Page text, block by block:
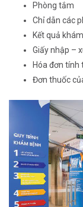
Phòng tắm
Chỉ dẫn các
Kết quả
Giấy nhập –
Hóa đơn tính
Đơn thuốc